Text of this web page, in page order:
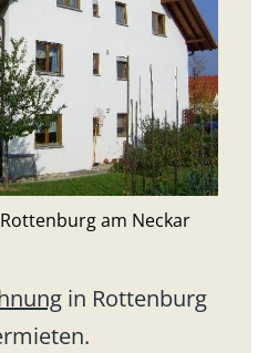
am Neckar
in Rottenburg